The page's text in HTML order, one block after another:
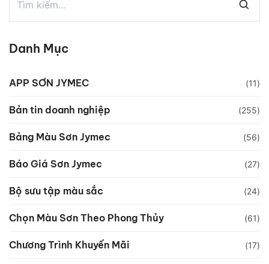
Danh Mục
APP SƠN JYMEC (11)
Bản tin doanh nghiệp (255)
Bảng Màu Sơn Jymec (56)
Báo Giá Sơn Jymec (27)
Bộ sưu tập màu sắc (24)
Chọn Màu Sơn Theo Phong Thủy (61)
Chương Trình Khuyến Mãi (17)